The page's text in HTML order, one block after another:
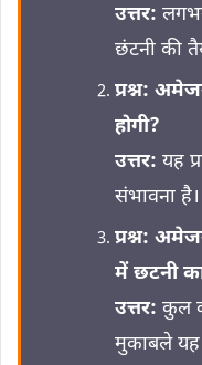
उत्तर:
छंटनी की
प्रश्न:
होगी?
उत्तर: यह
संभावना है।
प्रश्न:
में छटनी
उत्तर: कुल
मुकाबले यह